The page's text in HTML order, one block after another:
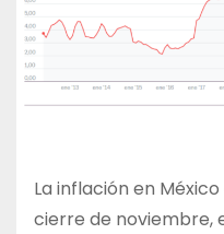
La inflación en
cierre de noviembre,